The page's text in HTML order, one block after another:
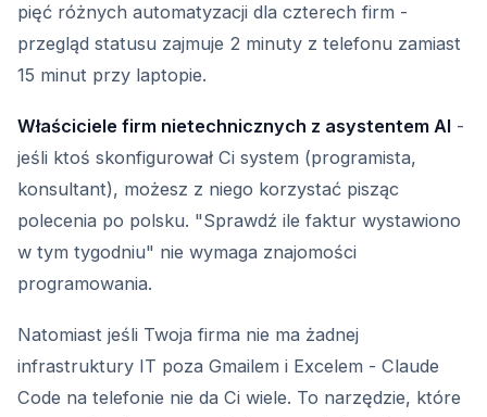
pięć różnych automatyzacji dla czterech firm -
przegląd statusu zajmuje 2 minuty z telefonu zamiast
15 minut przy laptopie.
Właściciele firm nietechnicznych z asystentem AI -
jeśli ktoś skonfigurował Ci system (programista,
konsultant), możesz z niego korzystać pisząc
polecenia po polsku. "Sprawdź ile faktur wystawiono
w tym tygodniu" nie wymaga znajomości
programowania.
Natomiast jeśli Twoja firma nie ma żadnej
infrastruktury IT poza Gmailem i Excelem - Claude
Code na telefonie nie da Ci wiele. To narzędzie, które